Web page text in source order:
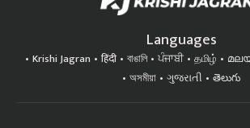
Languages
Krishi Jagran हिंदी বাঙালি ਪੰਜਾਬੀ தமிழ்
অসমীয়া
ગુજરાતી తెలుగు